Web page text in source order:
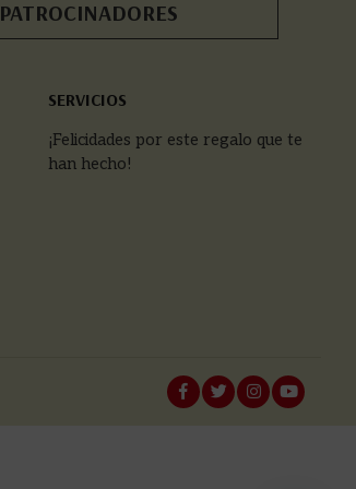
PATROCINADORES
SERVICIOS
¡Felicidades por este regalo que te
han hecho!